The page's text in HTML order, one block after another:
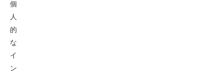
個
人
的
な
イ
ン